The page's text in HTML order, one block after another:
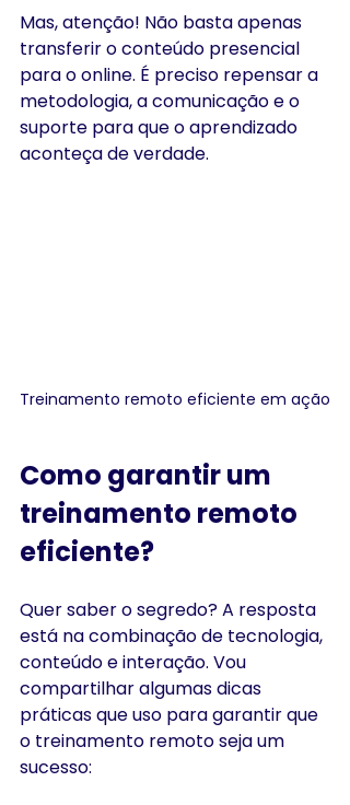
Mas, atenção! Não basta apenas
transferir o conteúdo presencial
para o online. É preciso repensar a
metodologia, a comunicação e o
suporte para que o aprendizado
aconteça de verdade.
Treinamento remoto eficiente em ação
Como garantir um
treinamento remoto
eficiente?
Quer saber o segredo? A resposta
está na combinação de tecnologia,
conteúdo e interação. Vou
compartilhar algumas dicas
práticas que uso para garantir que
o treinamento remoto seja um
sucesso: